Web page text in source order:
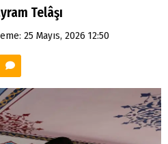
Telâşı
25 Mayıs, 2026 12:50